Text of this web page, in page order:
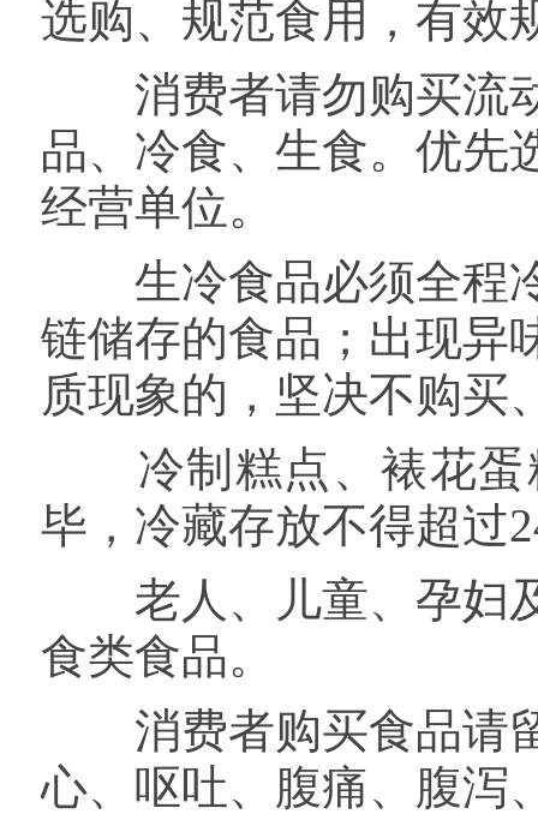
选购、规范食用，有效
消费者请勿购买流动
品、冷食、生食。优先
经营单位。
生冷食品必须全程冷
链储存的食品；出现异
质现象的，坚决不购买
冷制糕点、裱花蛋
毕，冷藏存放不得超过
老人、儿童、孕妇及
食类食品。
消费者购买食品请留
心、呕吐、腹痛、腹泻